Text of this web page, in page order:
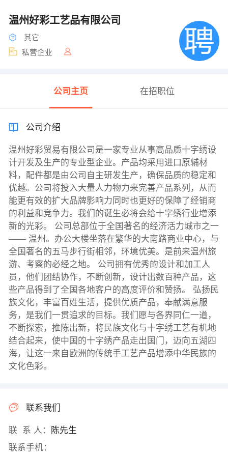
温州好彩工艺品有限公司
其它
私营企业
公司主页 在招职位
公司介绍
温州好彩贸易有限公司是一家专业从事高品质十字绣设
计开发及生产的专业型企业。产品均采用进口原辅材
料，配件都是由公司自主研发生产，确保品质的稳定和
优越。公司将投入大量人力物力来完善产品系列，从而
能更有效的扩大品牌影响力同时也更好的保障了经销商
的利益和竞争力。我们的诞生必将会给十字绣行业增添
新的光彩。 公司总部位于全国著名的经济活力城市之一
—— 温州。办公大楼坐落在繁华的大南路商业中心，与
全国著名的五马步行街相邻，环境优美。是前来温州旅
游、考察的必经之地。 公司拥有优秀的设计和加工人
员，他们团结协作，不断创新，设计出数百种产品，这
些产品得到了全国各地客户的高度评价和赞扬。 弘扬民
族文化，丰富百姓生活，提供优质产品，奉献满意服
务，是我们一贯追求的目标。我们愿与各界同仁一道，
不断探索，推陈出新，将民族文化与十字绣工艺有机地
结合起来，使中国的十字绣产品走出国门，迈向五湖四
海，让这一来自欧洲的传统手工艺产品增添中华民族的
文化色彩。
联系我们
联 系 人：
陈先生
联系手机：